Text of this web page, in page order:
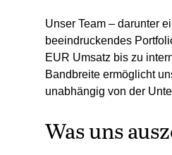
Unser Team – darunter
beeindruckendes
EUR Umsatz bis zu
Bandbreite ermöglicht
unabhängig von der
Was uns